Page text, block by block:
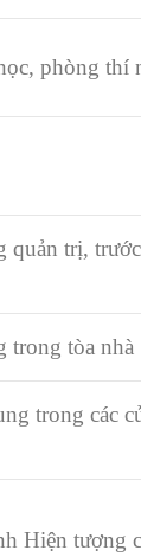
phòng thí
quản trị, trước
trong tòa
trong các
Hiện tượng